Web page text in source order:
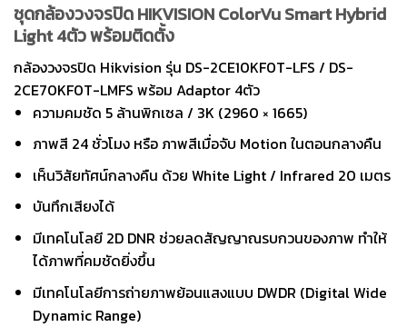
ชุดกล้องวงจรปิด HIKVISION ColorVu Smart Hybrid
Light 4ตัว พร้อมติดตั้ง
กล้องวงจรปิด Hikvision รุ่น DS-2CE10KF0T-LFS / DS-
2CE70KF0T-LMFS พร้อม Adaptor 4ตัว
ความคมชัด 5 ล้านพิกเซล / 3K (2960 × 1665)
ภาพสี 24 ชั่วโมง หรือ ภาพสีเมื่อจับ Motion ในตอนกลางคืน
เห็นวิสัยทัศน์กลางคืน ด้วย White Light / Infrared 20 เมตร
บันทึกเสียงได้
มีเทคโนโลยี 2D DNR ช่วยลดสัญญาณรบกวนของภาพ ทำให้
ได้ภาพที่คมชัดยิ่งขึ้น
มีเทคโนโลยีการถ่ายภาพย้อนแสงแบบ DWDR (Digital Wide
Dynamic Range)